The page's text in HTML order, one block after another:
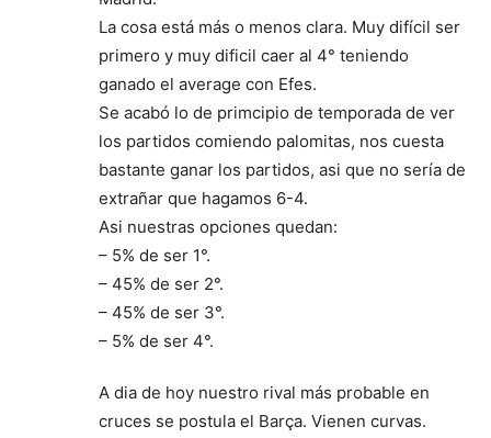
La cosa está más o menos clara. Muy difícil ser
primero y muy dificil caer al 4° teniendo
ganado el average con Efes.
Se acabó lo de primcipio de temporada de ver
los partidos comiendo palomitas, nos cuesta
bastante ganar los partidos, asi que no sería de
extrañar que hagamos 6-4.
Asi nuestras opciones quedan:
– 5% de ser 1°.
– 45% de ser 2°.
– 45% de ser 3°.
– 5% de ser 4°.
A dia de hoy nuestro rival más probable en
cruces se postula el Barça. Vienen curvas.